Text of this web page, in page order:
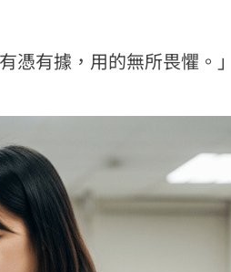
憑有據，用的無所畏懼。」